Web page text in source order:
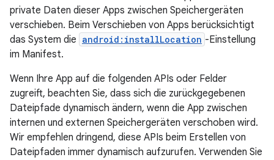
private Daten dieser Apps zwischen Speichergeräten
verschieben. Beim Verschieben von Apps berücksichtigt
das System die android:installLocation -Einstellung
im Manifest.
Wenn Ihre App auf die folgenden APIs oder Felder
zugreift, beachten Sie, dass sich die zurückgegebenen
Dateipfade dynamisch ändern, wenn die App zwischen
internen und externen Speichergeräten verschoben wird.
Wir empfehlen dringend, diese APIs beim Erstellen von
Dateipfaden immer dynamisch aufzurufen. Verwenden Sie